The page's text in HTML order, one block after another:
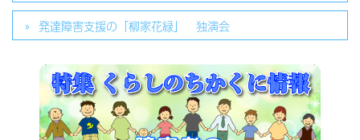
発達障害支援の「柳家花緑」 独演会